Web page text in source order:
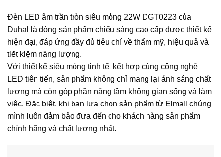
Đèn LED âm trần tròn siêu mỏng 22W DGT0223 của
Duhal là dòng sản phẩm chiếu sáng cao cấp được thiết kế
hiện đại, đáp ứng đầy đủ tiêu chí về thẩm mỹ, hiệu quả và
tiết kiệm năng lượng.
Với thiết kế siêu mỏng tinh tế, kết hợp cùng công nghệ
LED tiên tiến, sản phẩm không chỉ mang lại ánh sáng chất
lượng mà còn góp phần nâng tầm không gian sống và làm
việc. Đặc biệt, khi bạn lựa chọn sản phẩm từ Elmall chúng
mình luôn đảm bảo đưa đến cho khách hàng sản phẩm
chính hãng và chất lượng nhất.